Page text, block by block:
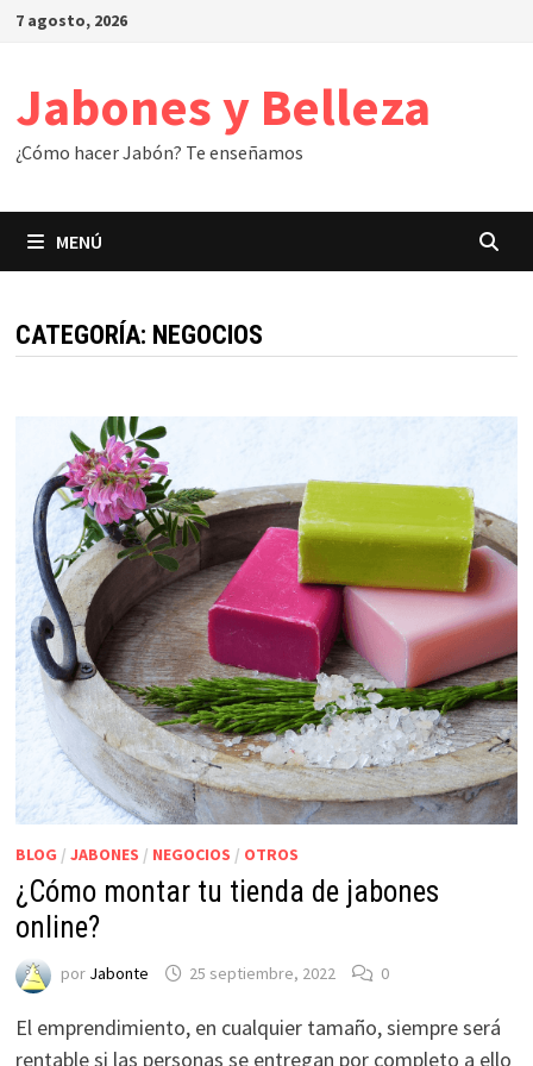
Saltar
7 agosto, 2026
Jabones y Belleza
¿Cómo hacer Jabón? Te enseñamos
MENÚ
CATEGORÍA: NEGOCIOS
BLOG / JABONES / NEGOCIOS / OTROS
¿Cómo montar tu tienda de jabones
online?
por Jabonte 25 septiembre, 2022 0
El emprendimiento, en cualquier tamaño, siempre será
rentable si las personas se entregan por completo a ello